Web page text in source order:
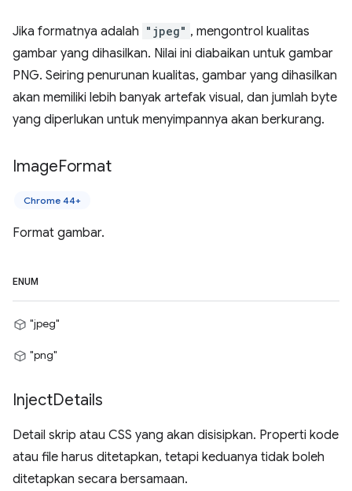
Jika formatnya adalah "jpeg" , mengontrol kualitas
gambar yang dihasilkan. Nilai ini diabaikan untuk gambar
PNG. Seiring penurunan kualitas, gambar yang dihasilkan
akan memiliki lebih banyak artefak visual, dan jumlah byte
yang diperlukan untuk menyimpannya akan berkurang.
ImageFormat
Chrome 44+
Format gambar.
ENUM
"jpeg"
"png"
InjectDetails
Detail skrip atau CSS yang akan disisipkan. Properti kode
atau file harus ditetapkan, tetapi keduanya tidak boleh
ditetapkan secara bersamaan.